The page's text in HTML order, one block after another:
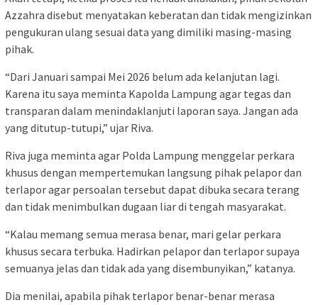
Azzahra disebut menyatakan keberatan dan tidak mengizinkan
pengukuran ulang sesuai data yang dimiliki masing-masing
pihak.
“Dari Januari sampai Mei 2026 belum ada kelanjutan lagi.
Karena itu saya meminta Kapolda Lampung agar tegas dan
transparan dalam menindaklanjuti laporan saya. Jangan ada
yang ditutup-tutupi,” ujar Riva.
Riva juga meminta agar Polda Lampung menggelar perkara
khusus dengan mempertemukan langsung pihak pelapor dan
terlapor agar persoalan tersebut dapat dibuka secara terang
dan tidak menimbulkan dugaan liar di tengah masyarakat.
“Kalau memang semua merasa benar, mari gelar perkara
khusus secara terbuka. Hadirkan pelapor dan terlapor supaya
semuanya jelas dan tidak ada yang disembunyikan,” katanya.
Dia menilai, apabila pihak terlapor benar-benar merasa